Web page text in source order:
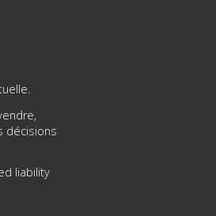
décisions
liability